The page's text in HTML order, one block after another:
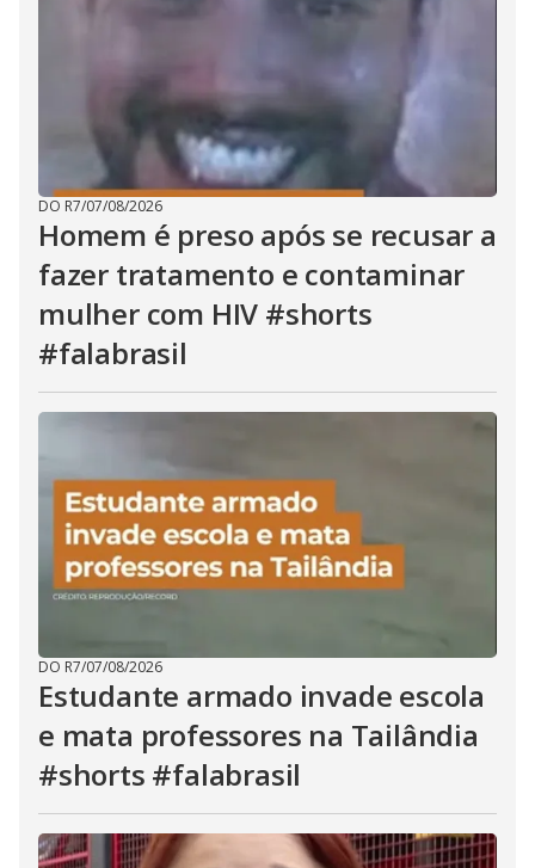
DO R7/07/08/2026
Homem é preso após se recusar a
fazer tratamento e contaminar
mulher com HIV #shorts
#falabrasil
DO R7/07/08/2026
Estudante armado invade escola
e mata professores na Tailândia
#shorts #falabrasil